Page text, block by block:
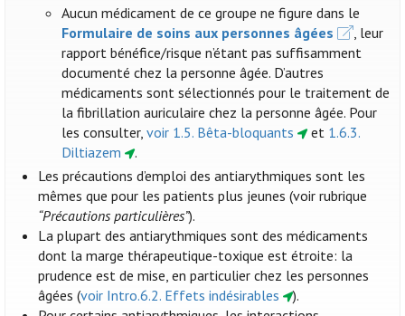
Aucun médicament de ce groupe ne figure dans le
Formulaire de soins aux personnes âgées
, leur
rapport bénéfice/risque n’étant pas suffisamment
documenté chez la personne âgée. D’autres
médicaments sont sélectionnés pour le traitement de
la fibrillation auriculaire chez la personne âgée. Pour
les consulter,voir 1.5. Bêta-bloquants et 1.6.3.
Diltiazem
.
Les précautions d’emploi des antiarythmiques sont les
mêmes que pour les patients plus jeunes (voir rubrique
“Précautions particulières”).
La plupart des antiarythmiques sont des médicaments
dont la marge thérapeutique-toxique est étroite: la
prudence est de mise, en particulier chez les personnes
âgées (voir Intro.6.2. Effets indésirables
).